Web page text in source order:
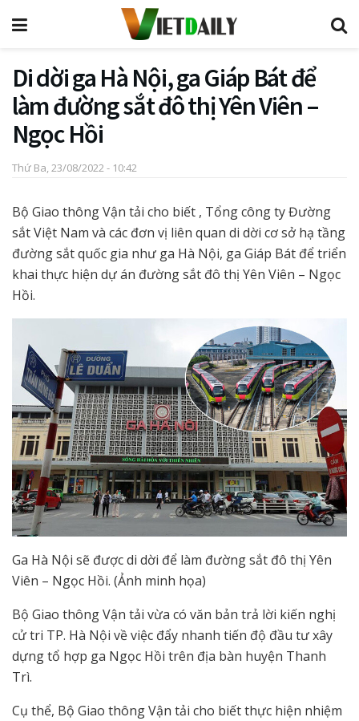
Di dời ga Hà Nội, ga Giáp Bát để
làm đường sắt đô thị Yên Viên –
Ngọc Hồi
Thứ Ba, 23/08/2022 - 10:42
Bộ Giao thông Vận tải cho biết , Tổng công ty Đường
sắt Việt Nam và các đơn vị liên quan di dời cơ sở hạ tầng
đường sắt quốc gia như ga Hà Nội, ga Giáp Bát để triển
khai thực hiện dự án đường sắt đô thị Yên Viên – Ngọc
Hồi.
Ga Hà Nội sẽ được di dời để làm đường sắt đô thị Yên
Viên – Ngọc Hồi. (Ảnh minh họa)
Bộ Giao thông Vận tải vừa có văn bản trả lời kiến nghị
cử tri TP. Hà Nội về việc đẩy nhanh tiến độ đầu tư xây
dựng tổ hợp ga Ngọc Hồi trên địa bàn huyện Thanh
Trì.
Cụ thể, Bộ Giao thông Vận tải cho biết thực hiện nhiệm